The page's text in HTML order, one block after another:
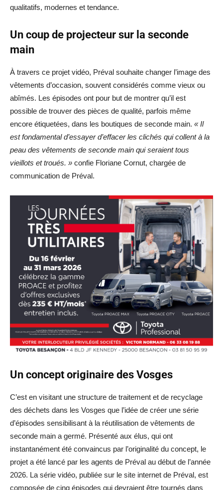
qualitatifs, modernes et tendance.
Un coup de projecteur sur la seconde
main
À travers ce projet vidéo, Préval souhaite changer l’image des
vêtements d’occasion, souvent considérés comme vieux ou
abîmés. Les épisodes ont pour but de montrer qu’il est
possible de trouver des pièces de qualité, parfois même
encore étiquetées, dans les boutiques de seconde main. « Il
est fondamental d’essayer d’effacer les clichés qui collent à la
peau des vêtements de seconde main qui seraient tous
vieillots et troués. » confie Floriane Cornut, chargée de
communication de Préval.
Un concept originaire des Vosges
C’est en visitant une structure de traitement et de recyclage
des déchets dans les Vosges que l’idée de créer une série
d’épisodes sensibilisant à la réutilisation de vêtements de
seconde main a germé. Présenté aux élus, qui ont
instantanément été convaincus par l’originalité du concept, le
projet a été lancé par les agents de Préval au début de l’année
2026. La série vidéo, publiée sur le site internet de Préval, est
composée de cinq épisodes qui devraient être tournés dans